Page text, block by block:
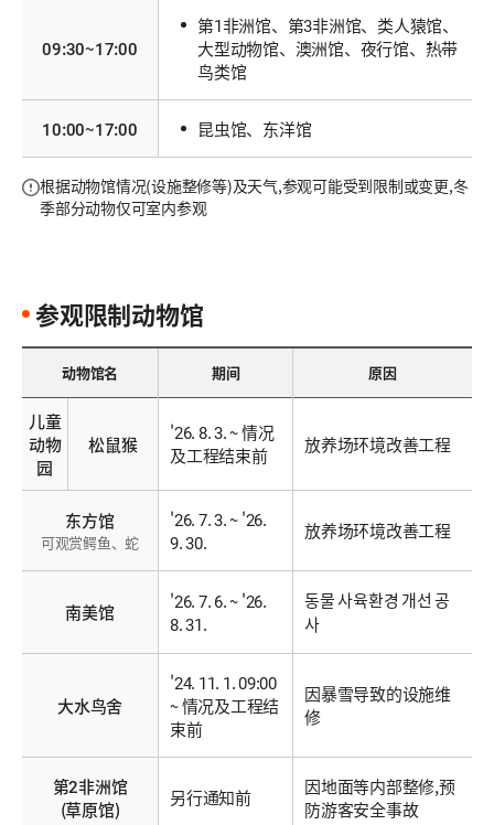
09:30~17:00
第1非洲馆、第3非洲馆、类人猿馆、
大型动物馆、澳洲馆、夜行馆、热带
鸟类馆
10:00~17:00 昆虫馆、东洋馆
根据动物馆情况(设施整修等)及天气,参观可能受到限制或变更,冬
季部分动物仅可室内参观
参观限制动物馆
动物馆名 期间 原因
儿童
动物
园
松鼠猴
'26. 8. 3. ~ 情况
及工程结束前
放养场环境改善工程
东方馆
可观赏鳄鱼、蛇
'26. 7. 3. ~ '26.
9. 30.
放养场环境改善工程
南美馆
'26. 7. 6. ~ '26.
8. 31.
동물 사육환경 개선 공
사
大水鸟舍
'24. 11. 1. 09:00
~ 情况及工程结
束前
因暴雪导致的设施维
修
第2非洲馆
(草原馆)
另行通知前
因地面等内部整修,预
防游客安全事故